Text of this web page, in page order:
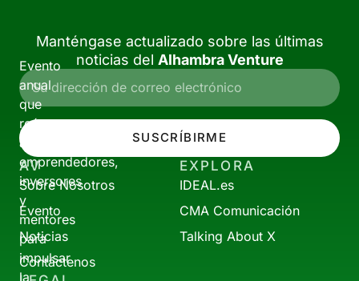
Evento
anual
que
reúne
a
emprendedores,
inversores
y
mentores
para
impulsar
la
Manténgase actualizado sobre las últimas
noticias del Alhambra Venture
SUSCRÍBIRME
AV
Sobre Nosotros
Evento
Noticias
Contáctenos
EXPLORA
IDEAL.es
CMA Comunicación
Talking About X